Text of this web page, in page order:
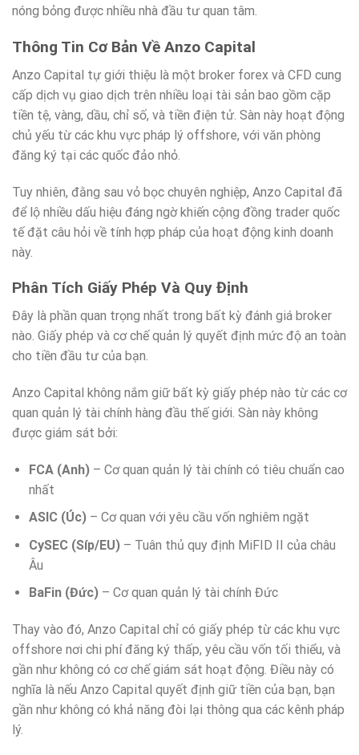
nóng bỏng được nhiều nhà đầu tư quan tâm.
Thông Tin Cơ Bản Về Anzo Capital
Anzo Capital tự giới thiệu là một broker forex và CFD cung
cấp dịch vụ giao dịch trên nhiều loại tài sản bao gồm cặp
tiền tệ, vàng, dầu, chỉ số, và tiền điện tử. Sàn này hoạt động
chủ yếu từ các khu vực pháp lý offshore, với văn phòng
đăng ký tại các quốc đảo nhỏ.
Tuy nhiên, đằng sau vỏ bọc chuyên nghiệp, Anzo Capital đã
để lộ nhiều dấu hiệu đáng ngờ khiến cộng đồng trader quốc
tế đặt câu hỏi về tính hợp pháp của hoạt động kinh doanh
này.
Phân Tích Giấy Phép Và Quy Định
Đây là phần quan trọng nhất trong bất kỳ đánh giá broker
nào. Giấy phép và cơ chế quản lý quyết định mức độ an toàn
cho tiền đầu tư của bạn.
Anzo Capital không nắm giữ bất kỳ giấy phép nào từ các cơ
quan quản lý tài chính hàng đầu thế giới. Sàn này không
được giám sát bởi:
FCA (Anh)– Cơ quan quản lý tài chính có tiêu chuẩn cao
nhất
ASIC (Úc)– Cơ quan với yêu cầu vốn nghiêm ngặt
CySEC (Síp/EU)– Tuân thủ quy định MiFID II của châu
Âu
BaFin (Đức)– Cơ quan quản lý tài chính Đức
Thay vào đó, Anzo Capital chỉ có giấy phép từ các khu vực
offshore nơi chi phí đăng ký thấp, yêu cầu vốn tối thiểu, và
gần như không có cơ chế giám sát hoạt động. Điều này có
nghĩa là nếu Anzo Capital quyết định giữ tiền của bạn, bạn
gần như không có khả năng đòi lại thông qua các kênh pháp
lý.